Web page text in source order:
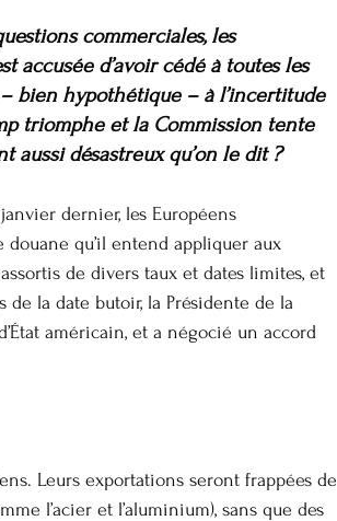
commerciales, les
accusée d’avoir cédé à toutes les
bien hypothétique – à l’incertitude
triomphe et la Commission tente
désastreux qu’on le dit ?
dernier, les Européens
douane qu’il entend appliquer aux
de divers taux et dates limites, et
la date butoir, la Présidente de la
américain, et a négocié un accord
Leurs exportations seront frappées de
l’acier et l’aluminium), sans que des